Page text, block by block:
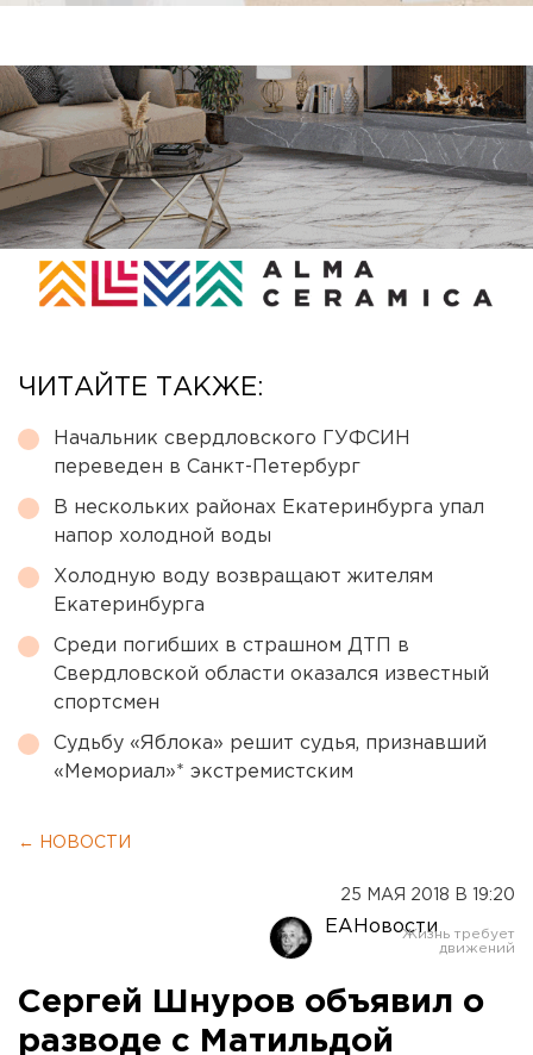
ЧИТАЙТЕ ТАКЖЕ:
Начальник свердловского ГУФСИН
переведен в Санкт-Петербург
В нескольких районах Екатеринбурга упал
напор холодной воды
Холодную воду возвращают жителям
Екатеринбурга
Среди погибших в страшном ДТП в
Свердловской области оказался известный
спортсмен
Судьбу «Яблока» решит судья, признавший
«Мемориал»* экстремистским
← НОВОСТИ
25 МАЯ 2018 В 19:20
ЕАНовости
Сергей Шнуров объявил о
разводе с Матильдой